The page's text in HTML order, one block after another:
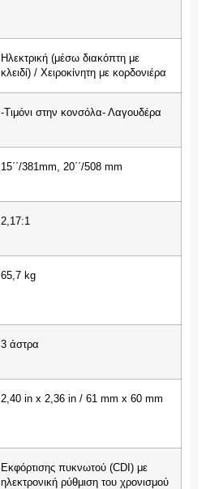
Ηλεκτρική (μέσω διακόπτη με
κλειδί) / Χειροκίνητη με κορδονιέρα
-Τιμόνι στην κονσόλα- Λαγουδέρα
15΄΄/381mm, 20΄΄/508 mm
2,17:1
65,7 kg
3 άστρα
2,40 in x 2,36 in / 61 mm x 60 mm
Εκφόρτισης πυκνωτού (CDI) με
ηλεκτρονική ρύθμιση του χρονισμού